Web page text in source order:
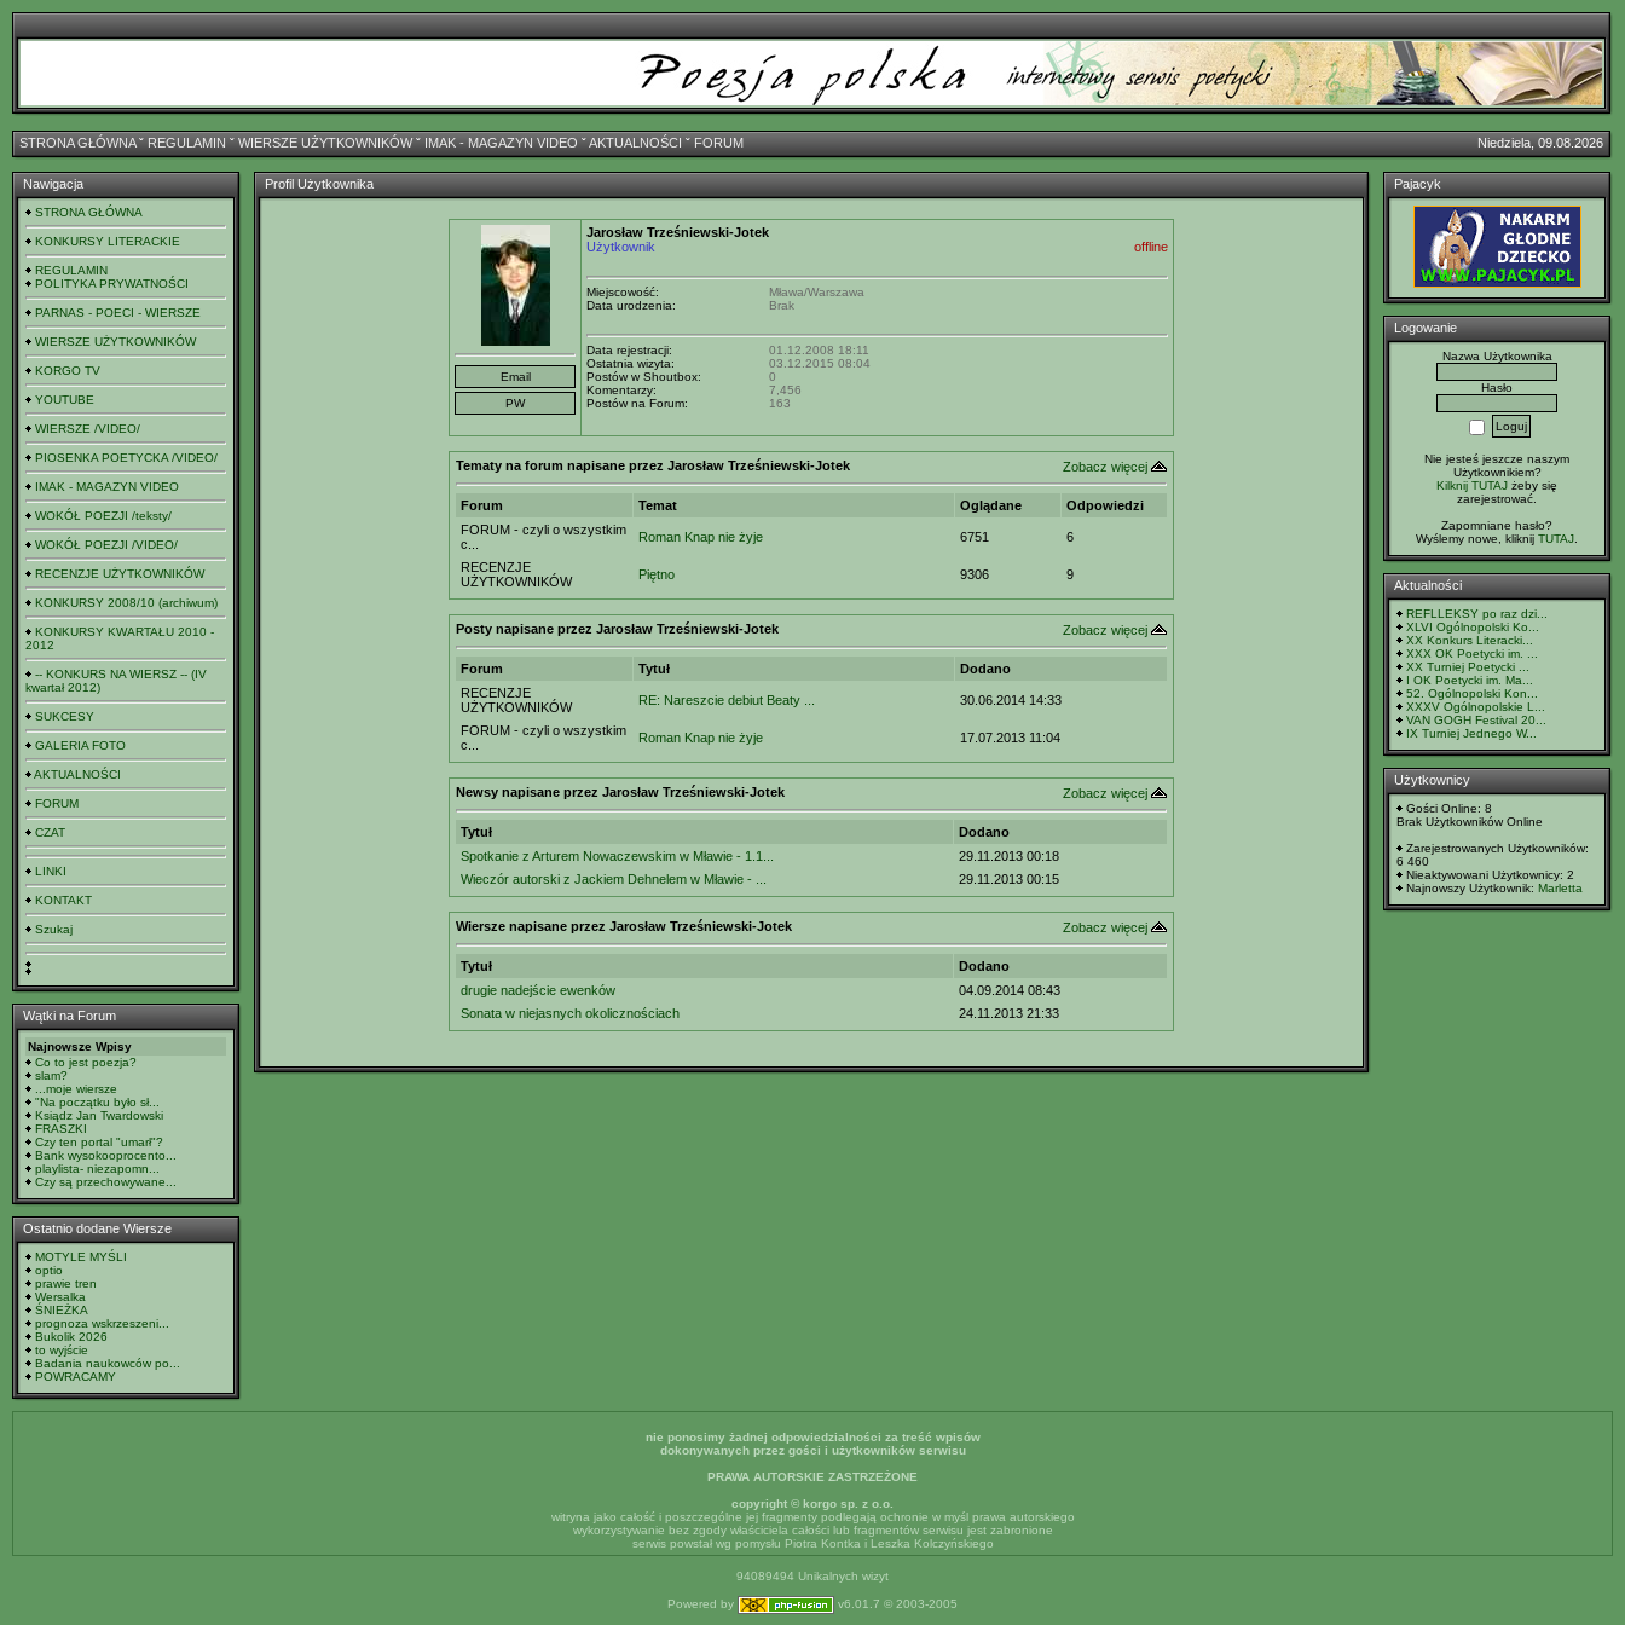
STRONA GŁÓWNAˇ REGULAMIN ˇ WIERSZE UŻYTKOWNIKÓWˇ IMAK - MAGAZYN VIDEO ˇAKTUALNOŚCI ˇ FORUM Niedziela, 09.08.2026
Nawigacja
STRONA GŁÓWNA
KONKURSY LITERACKIE
REGULAMIN
POLITYKA PRYWATNOŚCI
PARNAS - POECI - WIERSZE
WIERSZE UŻYTKOWNIKÓW
KORGO TV
YOUTUBE
WIERSZE /VIDEO/
PIOSENKA POETYCKA /VIDEO/
IMAK - MAGAZYN VIDEO
WOKÓŁ POEZJI /teksty/
WOKÓŁ POEZJI /VIDEO/
RECENZJE UŻYTKOWNIKÓW
KONKURSY 2008/10 (archiwum)
KONKURSY KWARTAŁU 2010 -
2012
-- KONKURS NA WIERSZ -- (IV
kwartał 2012)
SUKCESY
GALERIA FOTO
AKTUALNOŚCI
FORUM
CZAT
LINKI
KONTAKT
Szukaj
Wątki na Forum
Najnowsze Wpisy
Co to jest poezja?
slam?
...moje wiersze
"Na początku było sł...
Ksiądz Jan Twardowski
FRASZKI
Czy ten portal "umarł"?
Bank wysokooprocento...
playlista- niezapomn...
Czy są przechowywane...
Ostatnio dodane Wiersze
MOTYLE MYŚLI
optio
prawie tren
Wersalka
ŚNIEŻKA
prognoza wskrzeszeni...
Bukolik 2026
to wyjście
Badania naukowców po...
POWRACAMY
Profil Użytkownika
Jarosław Trześniewski-Jotek
Użytkownik
offline
Miejscowość:
Mława/Warszawa
Data urodzenia:
Brak
Data rejestracji:
01.12.2008 18:11
Ostatnia wizyta:
03.12.2015 08:04
Postów w Shoutbox:
0
Komentarzy:
7,456
Postów na Forum:
163
Tematy na forum napisane przez Jarosław Trześniewski-Jotek Zobacz więcej
Forum Temat Oglądane
Odpowiedzi
FORUM - czyli o wszystkim
c...
Roman Knap nie żyje 6751 6
RECENZJE
UŻYTKOWNIKÓW
Piętno 9306 9
Posty napisane przez Jarosław Trześniewski-Jotek Zobacz więcej
Forum Tytuł
Dodano
RECENZJE
UŻYTKOWNIKÓW
RE: Nareszcie debiut Beaty ... 30.06.2014 14:33
FORUM - czyli o wszystkim
c...
Roman Knap nie żyje 17.07.2013 11:04
Newsy napisane przez Jarosław Trześniewski-Jotek Zobacz więcej
Tytuł
Dodano
Spotkanie z Arturem Nowaczewskim w Mławie - 1.1...
29.11.2013 00:18
Wieczór autorski z Jackiem Dehnelem w Mławie - ...
29.11.2013 00:15
Wiersze napisane przez Jarosław Trześniewski-Jotek Zobacz więcej
Tytuł
Dodano
drugie nadejście ewenków
04.09.2014 08:43
Sonata w niejasnych okolicznościach
24.11.2013 21:33
Pajacyk
Logowanie
Nazwa Użytkownika
Hasło
Nie jesteś jeszcze naszym
Użytkownikiem?
Kilknij TUTAJ żeby się
zarejestrować.
Zapomniane hasło?
Wyślemy nowe, kliknij TUTAJ
Aktualności
REFLLEKSY po raz dzi...
XLVI Ogólnopolski Ko...
XX Konkurs Literacki...
XXX OK Poetycki im. ...
XX Turniej Poetycki ...
I OK Poetycki im. Ma...
52. Ogólnopolski Kon...
XXXV Ogólnopolskie L...
VAN GOGH Festival 20...
IX Turniej Jednego W...
Użytkownicy
Gości Online: 8
Brak Użytkowników Online
Zarejestrowanych Użytkowników:
6 460
Nieaktywowani Użytkownicy: 2
Najnowszy Użytkownik: Marletta
nie ponosimy żadnej odpowiedzialności za treść wpisów
dokonywanych przez gości i użytkowników serwisu
PRAWA AUTORSKIE ZASTRZEŻONE
copyright © korgo sp. z o.o.
witryna jako całość i poszczególne jej fragmenty podlegają ochronie w myśl prawa autorskiego
wykorzystywanie bez zgody właściciela całości lub fragmentów serwisu jest zabronione
serwis powstał wg pomysłu Piotra Kontka i Leszka Kolczyńskiego
94089494 Unikalnych wizyt
Powered by v6.01.7 © 2003-2005